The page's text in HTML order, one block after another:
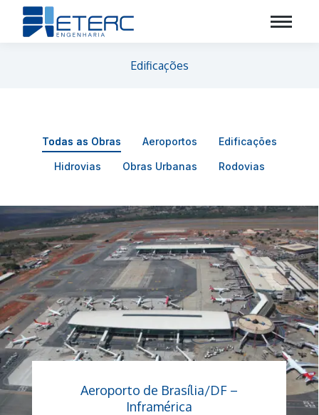
Edificações
Todas as Obras Aeroportos Edificações
Hidrovias Obras Urbanas Rodovias
Aeroporto de Brasília/DF –
Inframérica